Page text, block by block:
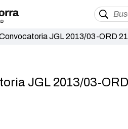
JGL 2013/03-ORD
JGL 2013/03-